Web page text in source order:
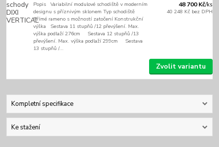
Popis Variabilní modulové schodiště v moderním
designu s příznivým sklonem Typ schodiště
Přímé rameno s možností zatočení Konstrukční
výška Sestava 11 stupňů /12 převýšení. Max.
výška podlaží 276cm Sestava 12 stupňů /13
převýšení. Max. výška podlaží 299cm Sestava
13 stupňů /...
48 700 Kč/ks
40 248 Kč bez DPH
Zvolit variantu
Kompletní specifikace
Ke stažení